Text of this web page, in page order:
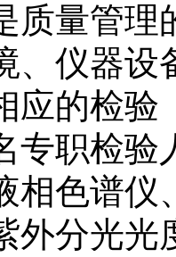
量管理
、仪器
应的检验
专职检验
相色谱仪
外分光光